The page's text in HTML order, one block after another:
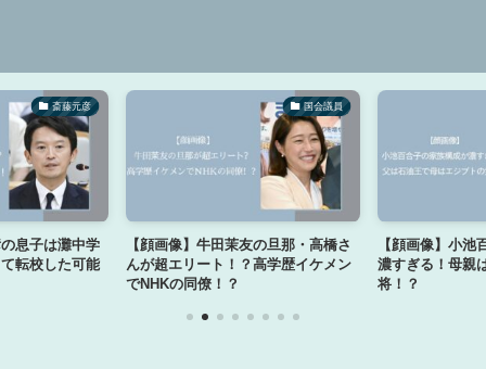
斎藤元彦
息子は灘中学
転校した可能
国会議員
【顔画像】牛田茉友の旦那・高橋さ
んが超エリート！？高学歴イケメン
でNHKの同僚！？
【顔画像】小池
濃すぎる！母親
将！？